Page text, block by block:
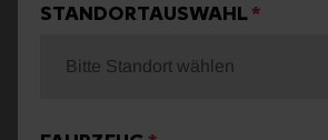
STANDORTAUSWAHL
Bitte Standort wählen